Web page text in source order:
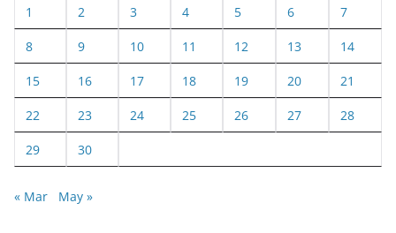
1 2 3 4 5 6 7
8 9 10 11 12 13 14
15 16 17 18 19 20 21
22 23 24 25 26 27 28
29 30
« Mar May »